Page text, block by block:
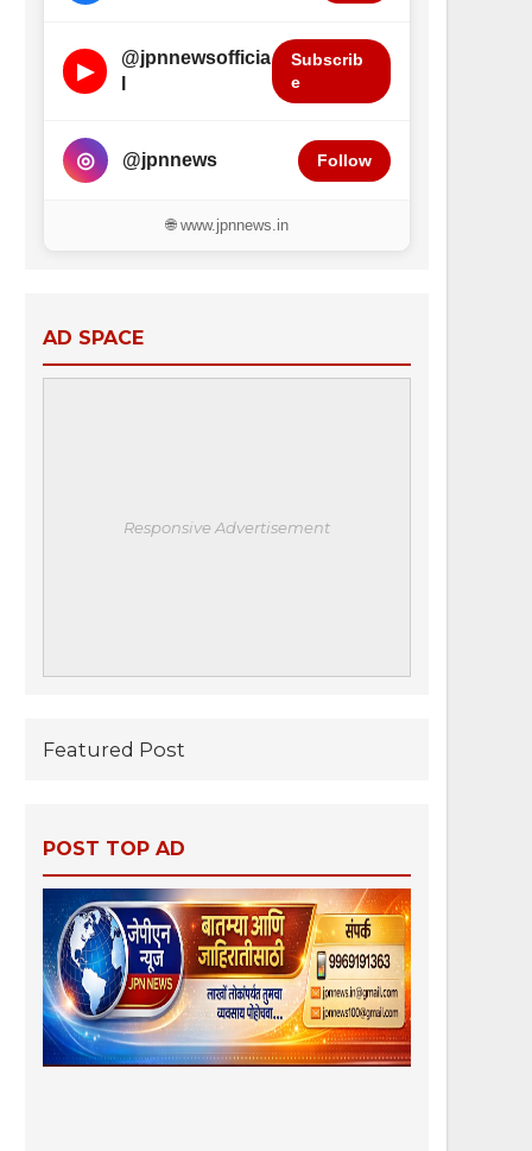
▶
@jpnnewsofficia
Subscrib
e
◎ @jpnnews Follow
🌐 www.jpnnews.in
AD SPACE
Responsive Advertisement
Featured Post
POST TOP AD